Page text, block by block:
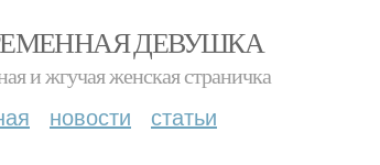
ДЕВУШКА
и жгучая женская страничка
новости статьи